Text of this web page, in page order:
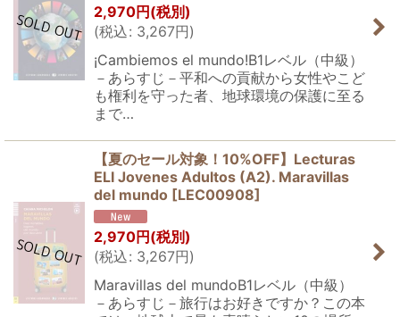
2,970円(税別)
(税込: 3,267円)
¡Cambiemos el mundo!B1レベル（中級）
－あらすじ－平和への貢献から女性やこど
も権利を守った者、地球環境の保護に至る
まで…
【夏のセール対象！10%OFF】Lecturas
ELI Jovenes Adultos (A2). Maravillas
del mundo [LEC00908]
2,970円 (税別)
(税込: 3,267円)
Maravillas del mundoB1レベル（中級）
－あらすじ－旅行はお好きですか？この本